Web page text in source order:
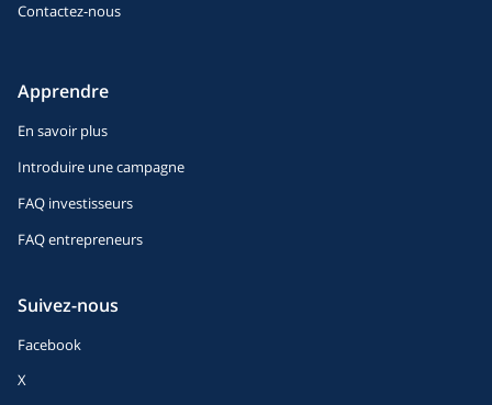
Contactez-nous
Apprendre
En savoir plus
Introduire une campagne
FAQ investisseurs
FAQ entrepreneurs
Suivez-nous
Facebook
X